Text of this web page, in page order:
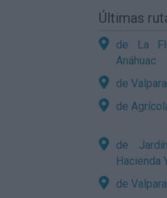
Últimas
de La
Anáhuac
de
de
de
Hacienda
de